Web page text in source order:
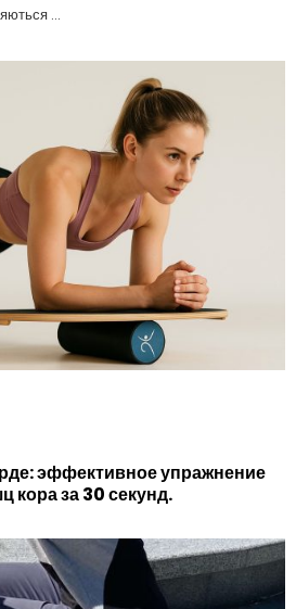
...
эффективное упражнение
кора за 30 секунд.